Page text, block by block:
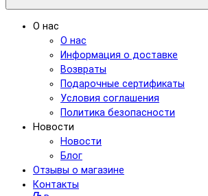
О нас
О нас
Информация о доставке
Возвраты
Подарочные сертификаты
Условия соглашения
Политика безопасности
Новости
Новости
Блог
Отзывы о магазине
Контакты